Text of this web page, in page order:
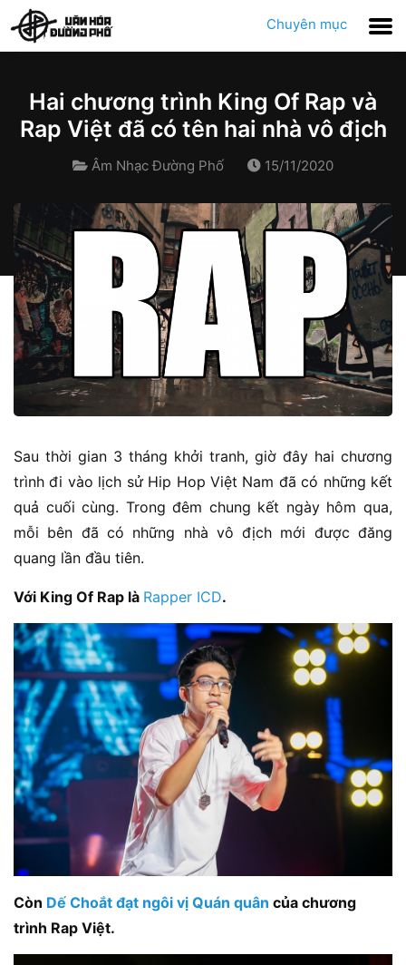
Chuyên mục
Hai chương trình King Of Rap và
Rap Việt đã có tên hai nhà vô địch
Âm Nhạc Đường Phố 15/11/2020
Sau thời gian 3 tháng khởi tranh, giờ đây hai chương
trình đi vào lịch sử Hip Hop Việt Nam đã có những kết
quả cuối cùng. Trong đêm chung kết ngày hôm qua,
mỗi bên đã có những nhà vô địch mới được đăng
quang lần đầu tiên.
Với King Of Rap là Rapper ICD.
Còn Dế Choắt đạt ngôi vị Quán quân của chương
trình Rap Việt.